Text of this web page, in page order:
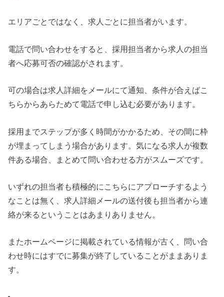
エリアごとではなく、求人ごとに担当者がいます。
電話で問い合わせをすると、採用担当者から求人の担当
者へ応募可否の確認がされます。
可の場合は求人詳細をメールにて通知、条件が合えばこ
ちらからあらためて電話で申し込む必要があります。
採用までステップが多く時間がかかるため、その間に枠
が埋まってしまう場合があります。気になる求人が複数
件ある場合、まとめて問い合わせる方がスムーズです。
いずれの担当者も積極的にこちらにアプローチするよう
なことは無く、求人詳細メールの送付後も担当者から連
絡が来るということはあまりありません。
またホームページに掲載されている情報が古く、問い合
わせ時にはすでに募集が終了していることがままありま
す。